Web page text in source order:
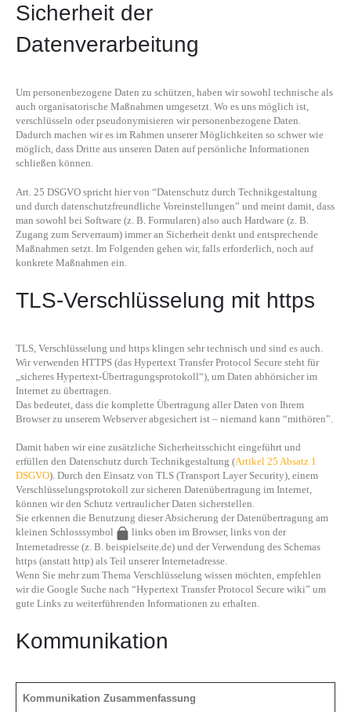
Sicherheit der
Datenverarbeitung
Um personenbezogene Daten zu schützen, haben wir sowohl technische als
auch organisatorische Maßnahmen umgesetzt. Wo es uns möglich ist,
verschlüsseln oder pseudonymisieren wir personenbezogene Daten.
Dadurch machen wir es im Rahmen unserer Möglichkeiten so schwer wie
möglich, dass Dritte aus unseren Daten auf persönliche Informationen
schließen können.
Art. 25 DSGVO spricht hier von “Datenschutz durch Technikgestaltung
und durch datenschutzfreundliche Voreinstellungen” und meint damit, dass
man sowohl bei Software (z. B. Formularen) also auch Hardware (z. B.
Zugang zum Serverraum) immer an Sicherheit denkt und entsprechende
Maßnahmen setzt. Im Folgenden gehen wir, falls erforderlich, noch auf
konkrete Maßnahmen ein.
TLS-Verschlüsselung mit https
TLS, Verschlüsselung und https klingen sehr technisch und sind es auch.
Wir verwenden HTTPS (das Hypertext Transfer Protocol Secure steht für
„sicheres Hypertext-Übertragungsprotokoll“), um Daten abhörsicher im
Internet zu übertragen.
Das bedeutet, dass die komplette Übertragung aller Daten von Ihrem
Browser zu unserem Webserver abgesichert ist – niemand kann “mithören”.
Damit haben wir eine zusätzliche Sicherheitsschicht eingeführt und
erfüllen den Datenschutz durch Technikgestaltung (Artikel 25 Absatz 1
DSGVO). Durch den Einsatz von TLS (Transport Layer Security), einem
Verschlüsselungsprotokoll zur sicheren Datenübertragung im Internet,
können wir den Schutz vertraulicher Daten sicherstellen.
Sie erkennen die Benutzung dieser Absicherung der Datenübertragung am
kleinen Schlosssymbol
links oben im Browser, links von der
Internetadresse (z. B. beispielseite.de) und der Verwendung des Schemas
https (anstatt http) als Teil unserer Internetadresse.
Wenn Sie mehr zum Thema Verschlüsselung wissen möchten, empfehlen
wir die Google Suche nach “Hypertext Transfer Protocol Secure wiki” um
gute Links zu weiterführenden Informationen zu erhalten.
Kommunikation
Kommunikation Zusammenfassung